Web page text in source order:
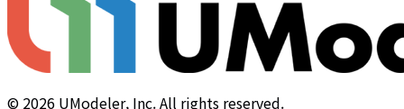
© 2026 UModeler, Inc. All rights reserved.